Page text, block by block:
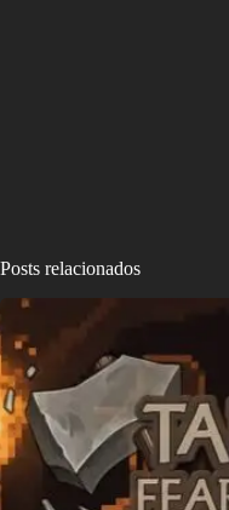
Posts relacionados